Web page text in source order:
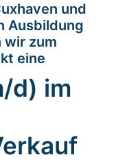
und
Ausbildung
wir zum
eine
d) im